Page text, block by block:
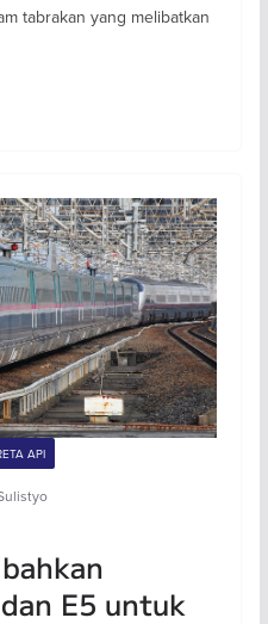
tabrakan yang melibatkan
API
E5 untuk